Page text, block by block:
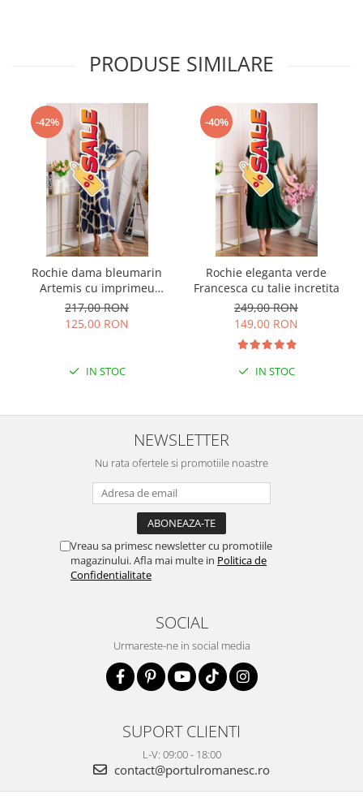
PRODUSE SIMILARE
-42%
Rochie dama bleumarin
Artemis cu imprimeu
abstract si cordon in talie
217,00 RON
125,00 RON
IN STOC
-40%
Rochie eleganta verde
Francesca cu talie incretita
249,00 RON
149,00 RON
IN STOC
NEWSLETTER
Nu rata ofertele si promotiile noastre
Vreau sa primesc newsletter cu promotiile
magazinului. Afla mai multe in Politica de
Confidentialitate
SOCIAL
Urmareste-ne in social media
SUPORT CLIENTI
L-V: 09:00 - 18:00
contact@portulromanesc.ro